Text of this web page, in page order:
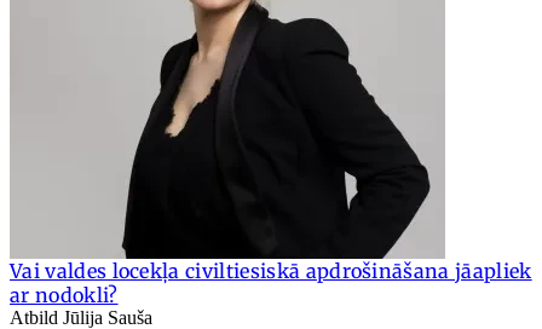
Vai valdes locekļa civiltiesiskā apdrošināšana jāapliek
ar nodokli?
Atbild Jūlija Sauša